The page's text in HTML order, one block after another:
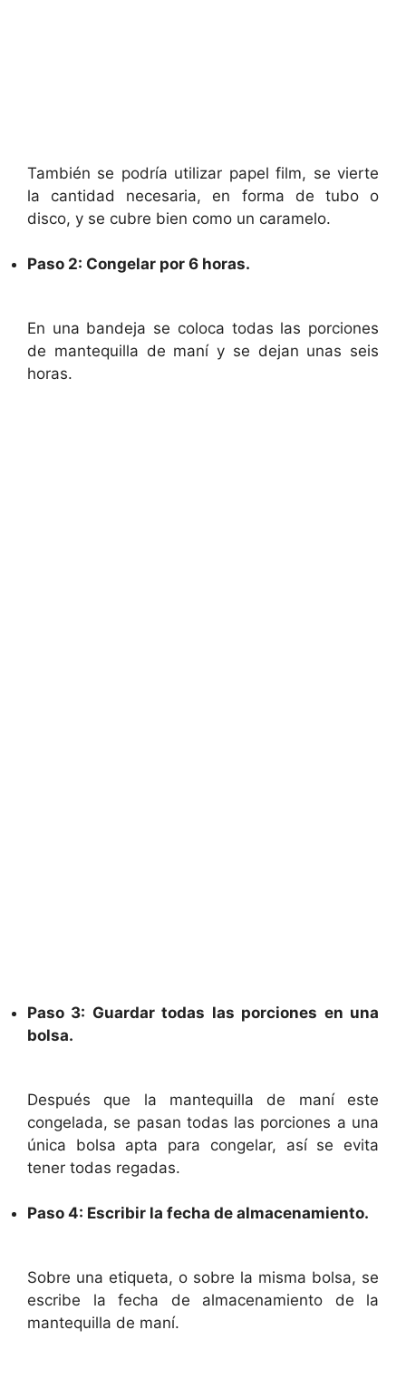
También se podría utilizar papel film, se vierte
la cantidad necesaria, en forma de tubo o
disco, y se cubre bien como un caramelo.
Paso 2: Congelar por 6 horas.
En una bandeja se coloca todas las porciones
de mantequilla de maní y se dejan unas seis
horas.
Paso 3: Guardar todas las porciones en una
bolsa.
Después que la mantequilla de maní este
congelada, se pasan todas las porciones a una
única bolsa apta para congelar, así se evita
tener todas regadas.
Paso 4: Escribir la fecha de almacenamiento.
Sobre una etiqueta, o sobre la misma bolsa, se
escribe la fecha de almacenamiento de la
mantequilla de maní.